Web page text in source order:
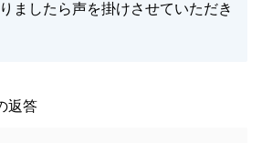
ましたら声を掛けさせていただき
返答